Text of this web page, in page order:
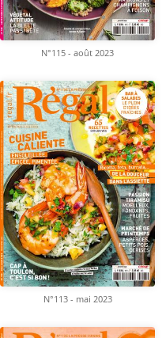
N°115 - août 2023
N°113 - mai 2023